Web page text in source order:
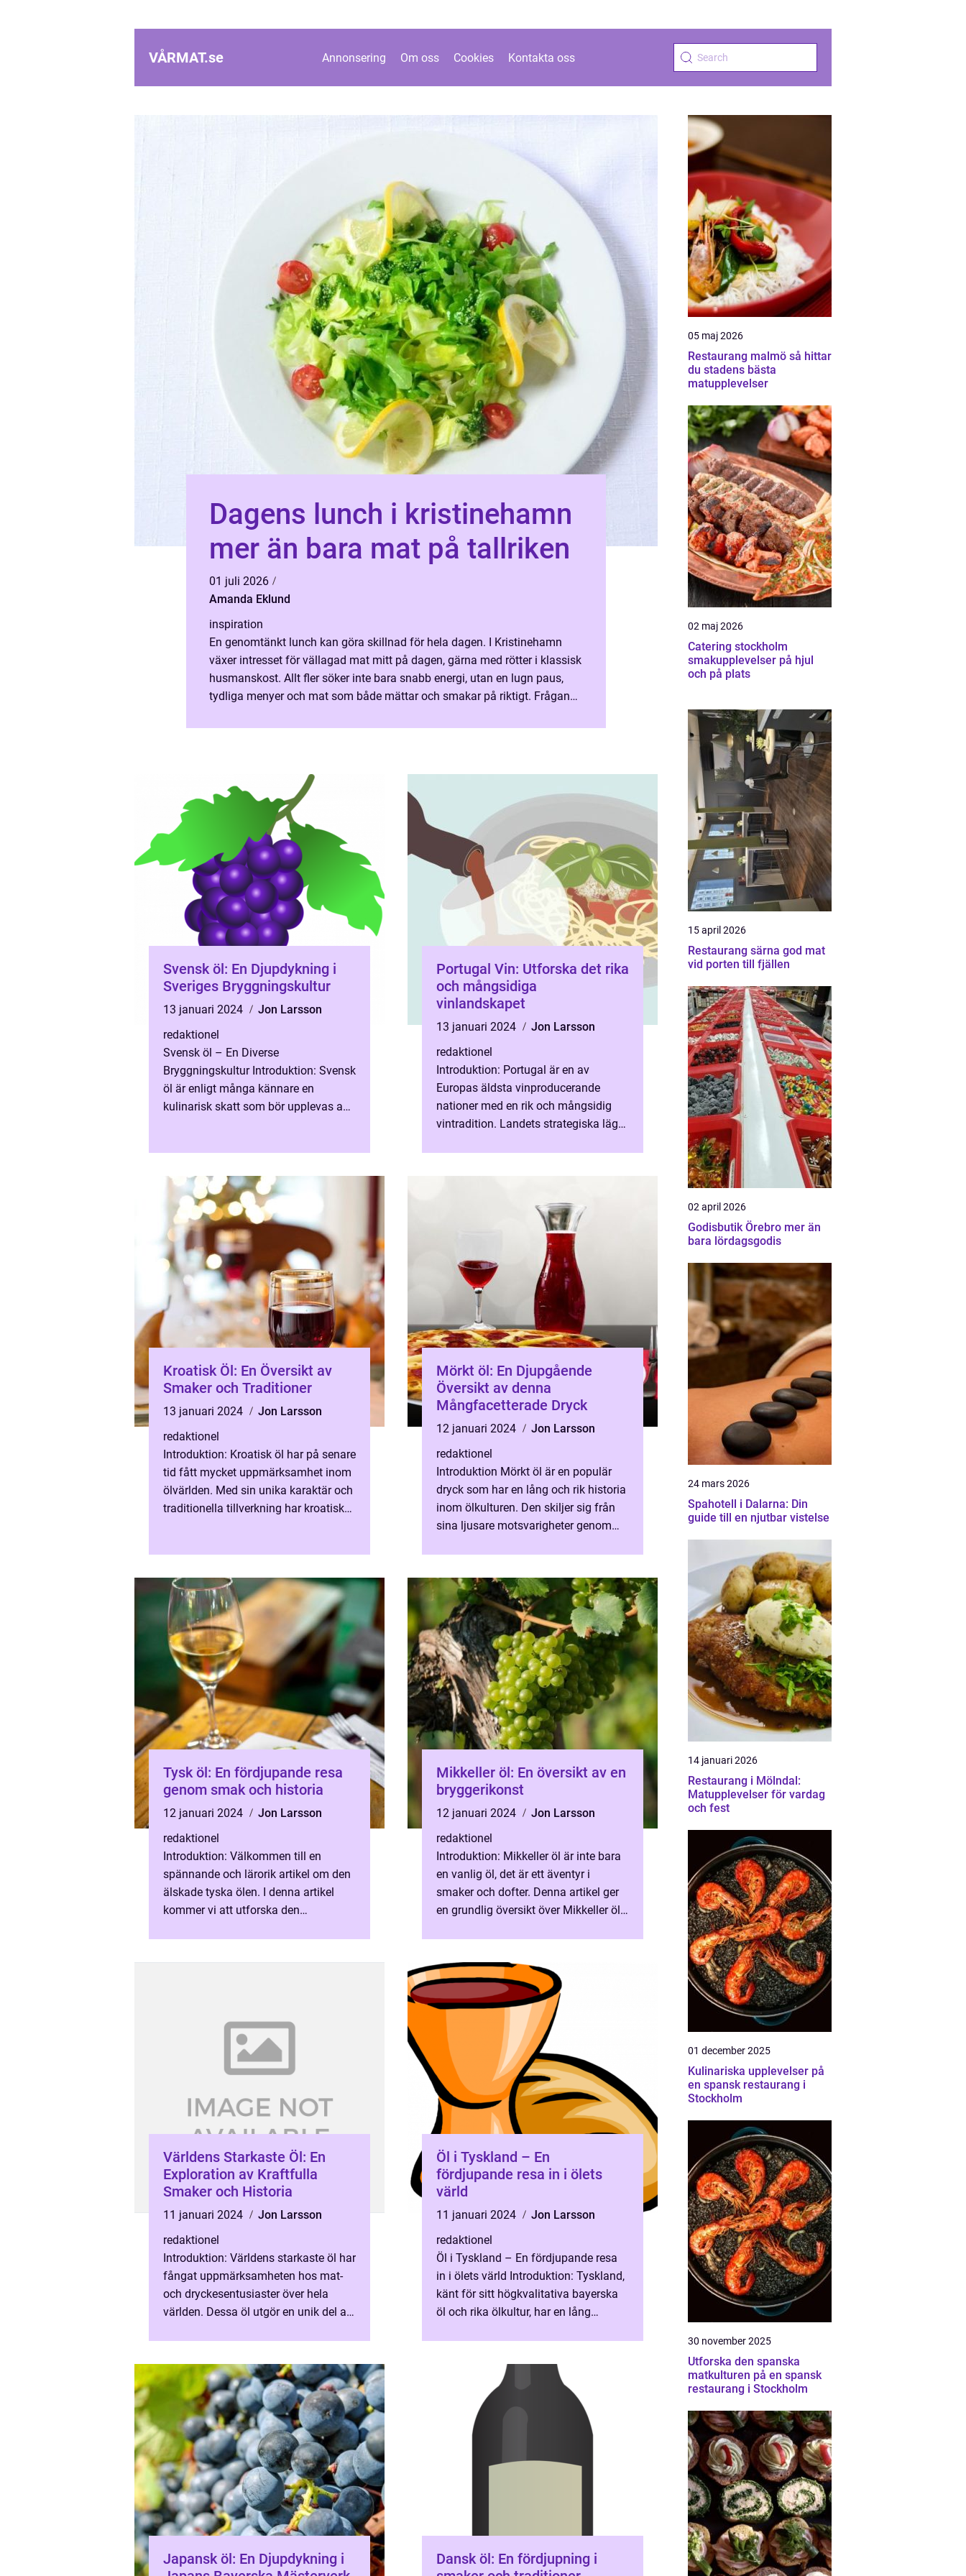
VÅRMAT.se Annonsering Om oss Cookies Kontakta oss
Dagens lunch i kristinehamn
mer än bara mat på tallriken
01 juli 2026
Amanda Eklund
inspiration
En genomtänkt lunch kan göra skillnad för hela dagen. I Kristinehamn
växer intresset för vällagad mat mitt på dagen, gärna med rötter i klassisk
husmanskost. Allt fler söker inte bara snabb energi, utan en lugn paus,
tydliga menyer och mat som både mättar och smakar på riktigt. Frågan
Svensk öl: En Djupdykning i
Sveriges Bryggningskultur
13 januari 2024
Jon Larsson
redaktionel
Svensk öl – En Diverse
Bryggningskultur Introduktion: Svensk
öl är enligt många kännare en
kulinarisk skatt som bör upplevas av
Portugal Vin: Utforska det rika
och mångsidiga
vinlandskapet
13 januari 2024
Jon Larsson
redaktionel
Introduktion: Portugal är en av
Europas äldsta vinproducerande
nationer med en rik och mångsidig
vintradition. Landets strategiska läge
Kroatisk Öl: En Översikt av
Smaker och Traditioner
13 januari 2024
Jon Larsson
redaktionel
Introduktion: Kroatisk öl har på senare
tid fått mycket uppmärksamhet inom
ölvärlden. Med sin unika karaktär och
traditionella tillverkning har kroatisk
Mörkt öl: En Djupgående
Översikt av denna
Mångfacetterade Dryck
12 januari 2024
Jon Larsson
redaktionel
Introduktion Mörkt öl är en populär
dryck som har en lång och rik historia
inom ölkulturen. Den skiljer sig från
sina ljusare motsvarigheter genom
Tysk öl: En fördjupande resa
genom smak och historia
12 januari 2024
Jon Larsson
redaktionel
Introduktion: Välkommen till en
spännande och lärorik artikel om den
älskade tyska ölen. I denna artikel
kommer vi att utforska den
Mikkeller öl: En översikt av en
bryggerikonst
12 januari 2024
Jon Larsson
redaktionel
Introduktion: Mikkeller öl är inte bara
en vanlig öl, det är ett äventyr i
smaker och dofter. Denna artikel ger
en grundlig översikt över Mikkeller öl,
Världens Starkaste Öl: En
Exploration av Kraftfulla
Smaker och Historia
11 januari 2024
Jon Larsson
redaktionel
Introduktion: Världens starkaste öl har
fångat uppmärksamheten hos mat-
och dryckesentusiaster över hela
världen. Dessa öl utgör en unik del av
Öl i Tyskland – En
fördjupande resa in i ölets
värld
11 januari 2024
Jon Larsson
redaktionel
Öl i Tyskland – En fördjupande resa
in i ölets värld Introduktion: Tyskland,
känt för sitt högkvalitativa bayerska
öl och rika ölkultur, har en lång
Japansk öl: En Djupdykning i
Dansk öl: En fördjupning i
05 maj 2026
Restaurang malmö så hittar
du stadens bästa
matupplevelser
02 maj 2026
Catering stockholm
smakupplevelser på hjul
och på plats
15 april 2026
Restaurang särna god mat
vid porten till fjällen
02 april 2026
Godisbutik Örebro mer än
bara lördagsgodis
24 mars 2026
Spahotell i Dalarna: Din
guide till en njutbar vistelse
14 januari 2026
Restaurang i Mölndal:
Matupplevelser för vardag
och fest
01 december 2025
Kulinariska upplevelser på
en spansk restaurang i
Stockholm
30 november 2025
Utforska den spanska
matkulturen på en spansk
restaurang i Stockholm